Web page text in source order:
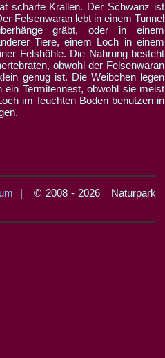
scharfe Krallen. Der Schwanz ist
Felsenwaran lebt in einem Tunnel
gräbt, oder in einem
Tiere, einem Loch in einem
Felshöhle. Die Nahrung besteht
obwohl der Felsenwaran
genug ist. Die Weibchen legen
ein Termitennest, obwohl sie meist
im feuchten Boden benutzen in
| © 2008 - 2026 Naturpark